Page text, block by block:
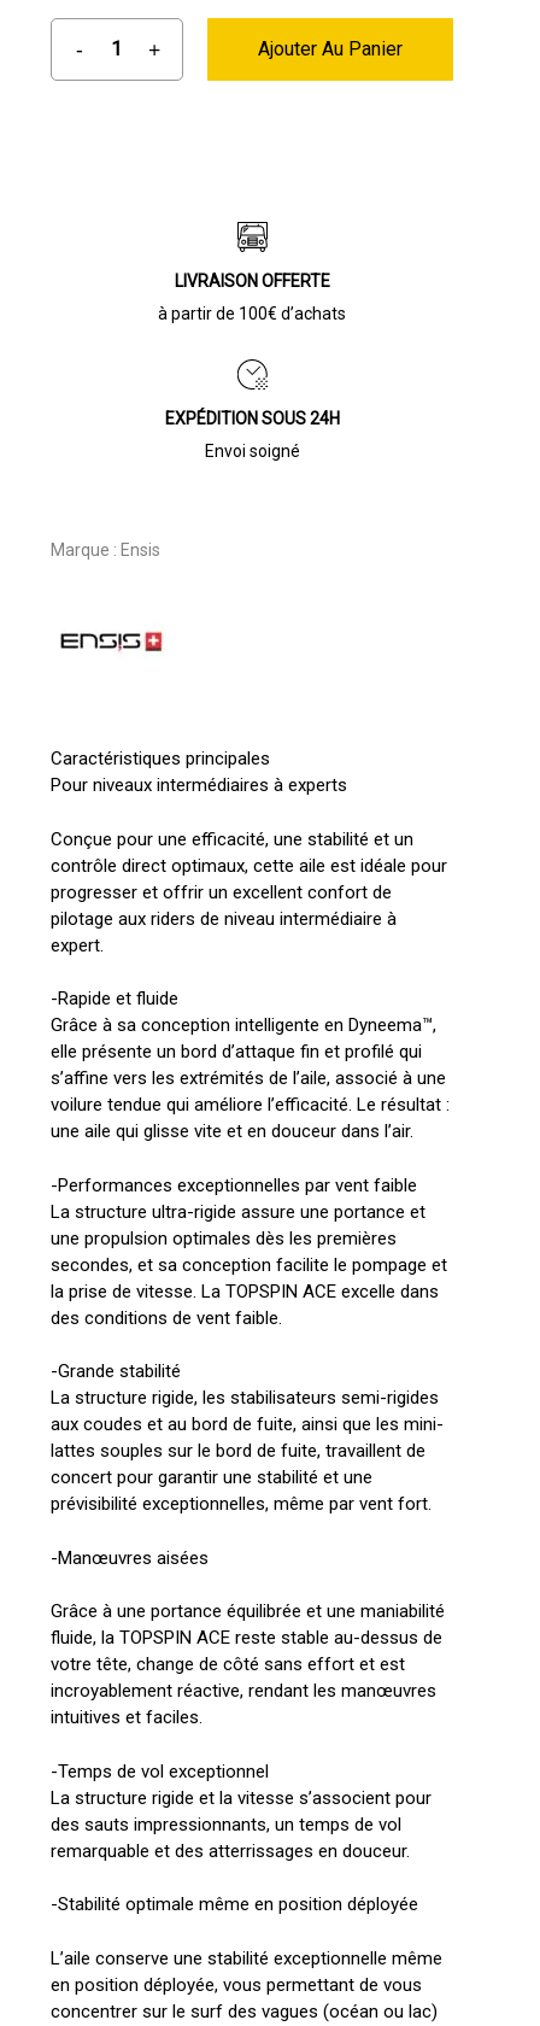
Ajouter Au Panier
LIVRAISON OFFERTE
à partir de 100€ d’achats
EXPÉDITION SOUS 24H
Envoi soigné
Marque : Ensis
Caractéristiques principales
Pour niveaux intermédiaires à experts
Conçue pour une efficacité, une stabilité et un
contrôle direct optimaux, cette aile est idéale pour
progresser et offrir un excellent confort de
pilotage aux riders de niveau intermédiaire à
expert.
-Rapide et fluide
Grâce à sa conception intelligente en Dyneema™,
elle présente un bord d’attaque fin et profilé qui
s’affine vers les extrémités de l’aile, associé à une
voilure tendue qui améliore l’efficacité. Le résultat :
une aile qui glisse vite et en douceur dans l’air.
-Performances exceptionnelles par vent faible
La structure ultra-rigide assure une portance et
une propulsion optimales dès les premières
secondes, et sa conception facilite le pompage et
la prise de vitesse. La TOPSPIN ACE excelle dans
des conditions de vent faible.
-Grande stabilité
La structure rigide, les stabilisateurs semi-rigides
aux coudes et au bord de fuite, ainsi que les mini-
lattes souples sur le bord de fuite, travaillent de
concert pour garantir une stabilité et une
prévisibilité exceptionnelles, même par vent fort.
-Manœuvres aisées
Grâce à une portance équilibrée et une maniabilité
fluide, la TOPSPIN ACE reste stable au-dessus de
votre tête, change de côté sans effort et est
incroyablement réactive, rendant les manœuvres
intuitives et faciles.
-Temps de vol exceptionnel
La structure rigide et la vitesse s’associent pour
des sauts impressionnants, un temps de vol
remarquable et des atterrissages en douceur.
-Stabilité optimale même en position déployée
L’aile conserve une stabilité exceptionnelle même
en position déployée, vous permettant de vous
concentrer sur le surf des vagues (océan ou lac)